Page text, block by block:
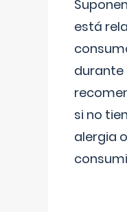
está
durante
si no
alergia